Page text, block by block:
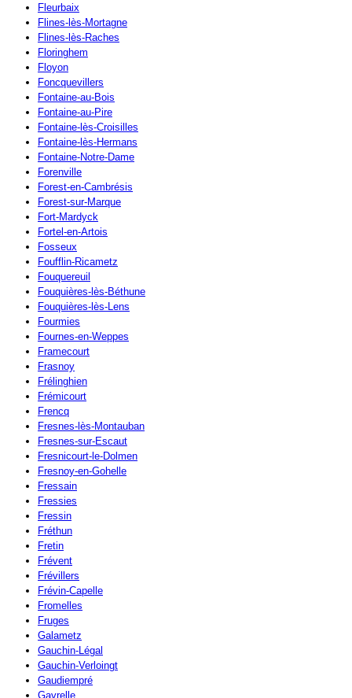
Fleurbaix
Flines-lès-Mortagne
Flines-lès-Raches
Floringhem
Floyon
Foncquevillers
Fontaine-au-Bois
Fontaine-au-Pire
Fontaine-lès-Croisilles
Fontaine-lès-Hermans
Fontaine-Notre-Dame
Forenville
Forest-en-Cambrésis
Forest-sur-Marque
Fort-Mardyck
Fortel-en-Artois
Fosseux
Foufflin-Ricametz
Fouquereuil
Fouquières-lès-Béthune
Fouquières-lès-Lens
Fourmies
Fournes-en-Weppes
Framecourt
Frasnoy
Frélinghien
Frémicourt
Frencq
Fresnes-lès-Montauban
Fresnes-sur-Escaut
Fresnicourt-le-Dolmen
Fresnoy-en-Gohelle
Fressain
Fressies
Fressin
Fréthun
Fretin
Frévent
Frévillers
Frévin-Capelle
Fromelles
Fruges
Galametz
Gauchin-Légal
Gauchin-Verloingt
Gaudiempré
Gavrelle